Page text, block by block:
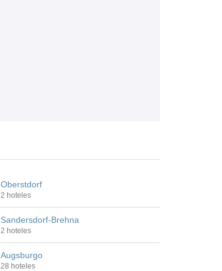
Oberstdorf
2 hoteles
Sandersdorf-Brehna
2 hoteles
Augsburgo
28 hoteles